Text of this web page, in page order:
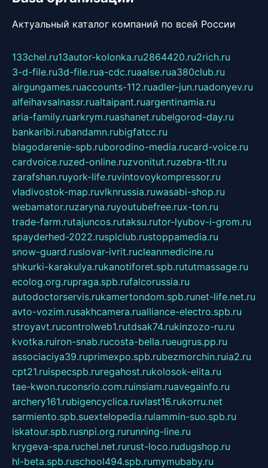
Актуальный каталог компаний по всей России
133chel.ru13autor-kolonka.ru2864420.ru2rich.ru
3-d-file.ru3d-file.rua-cdc.ruaalse.rua380club.ru
airgungames.ruaccounts-112.ruadler-jun.ruadonyev.ru
alfeihavsalnassr.rualtaipant.ruargentinamia.ru
aria-family.ruarkrym.ruashanet.rubelgorod-day.ru
bankaribi.rubandamn.rubigfatcc.ru
blagodarenie-spb.ruborodino-media.rucard-voice.ru
cardvoice.ruzed-online.ruzvonitut.ruzebra-tlt.ru
zarafshan.ruyork-life.ruvintovoykompressor.ru
vladivostok-map.ruvlknrussia.ruwasabi-shop.ru
webamator.ruzaryna.ruyoutubefree.rux-ton.ru
trade-farm.rutajuncos.rutaksu.rutor-lyubov-i-grom.ru
spayderhed-2022.rusplclub.rustoppamedia.ru
snow-guard.ruslovar-ivrit.rucleanmedicine.ru
shkurki-karakulya.rukanotiforet.spb.rututmassage.ru
ecolog.org.rupraga.spb.rufalcorussia.ru
autodoctorservis.rukamertondom.spb.runet-life.net.ru
avto-vozim.rusakhcamera.rualliance-electro.spb.ru
stroyavt.rucontrolweb1.rutdsak74.rukinzozo-ru.ru
kvotka.ruiron-snab.rucosta-bella.rueugrus.pp.ru
associaciya39.ruprimexpo.spb.rubezmorchin.ruia2.ru
cpt21.ruispecspb.ruregahost.rukolosok-elita.ru
tae-kwon.ruconsrio.com.ruinsiam.ruavegainfo.ru
archery161.rubigencyclica.ruvlast16.rukorru.net
sarmiento.spb.suextelopedia.rulammin-suo.spb.ru
iskatour.spb.rusnpi.org.rurunning-line.ru
krygeva-spa.ruchel.net.rurust-loco.rudugshop.ru
hl-beta.spb.ruschool494.spb.rumymubaby.ru